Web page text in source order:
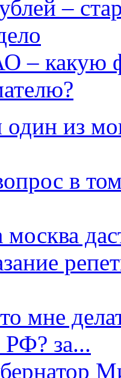
–
какую
из
в
москва
мне
РФ? за...